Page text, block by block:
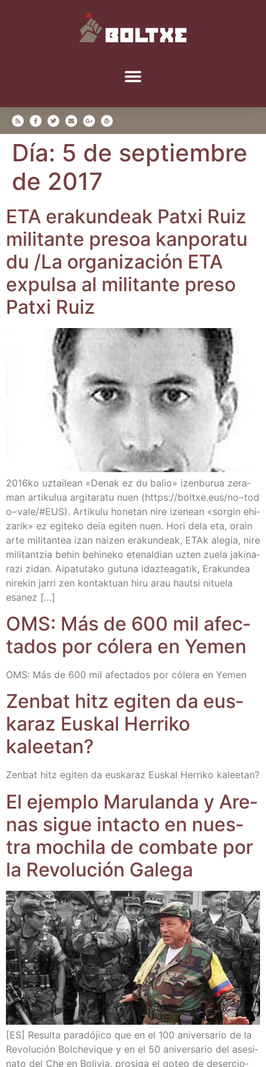
Día: 5 de septiembre
de 2017
ETA era­kun­deak Patxi Ruiz
mili­tan­te pre­soa kan­po­ra­tu
du /​La orga­ni­za­ción ETA
expul­sa al mili­tan­te pre­so
Patxi Ruiz
2016ko uztai­lean «Denak ez du balio» izen­bu­rua zera­
man arti­ku­lua argi­ta­ra­tu nuen (https://​boltxe​.eus/​n​o​– t​o​d​
o​– v​a​l​e​/​#​EUS). Arti­ku­lu hone­tan nire ize­nean «sor­gin ehi­
za­rik» ez egi­te­ko deia egi­ten nuen. Hori dela eta, orain
arte mili­tan­tea izan nai­zen era­kun­deak, ETAk ale­gia, nire
mili­tan­tzia behin behi­ne­ko ete­nal­dian uzten zue­la jaki­na­
ra­zi zidan. Aipa­tu­ta­ko gutu­na idaz­tea­ga­tik, Era­kun­dea
nire­kin jarri zen kon­tak­tuan hiru arau hautsi nitue­la
esanez […]
OMS: Más de 600 mil afec­
ta­dos por cóle­ra en Yemen
OMS: Más de 600 mil afec­ta­dos por cóle­ra en Yemen
Zen­bat hitz egi­ten da eus­
ka­raz Eus­kal Herri­ko
kaleetan?
Zen­bat hitz egi­ten da eus­ka­raz Eus­kal Herri­ko kaleetan?
El ejem­plo Maru­lan­da y Are­
nas sigue intac­to en nues­
tra mochi­la de com­ba­te por
la Revo­lu­ción Galega
[ES] Resul­ta para­dó­ji­co que en el 100 ani­ver­sa­rio de la
Revo­lu­ción Bol­che­vi­que y en el 50 ani­ver­sa­rio del ase­si­
na­to del Che en Boli­via, pro­si­ga el goteo de deser­cio­